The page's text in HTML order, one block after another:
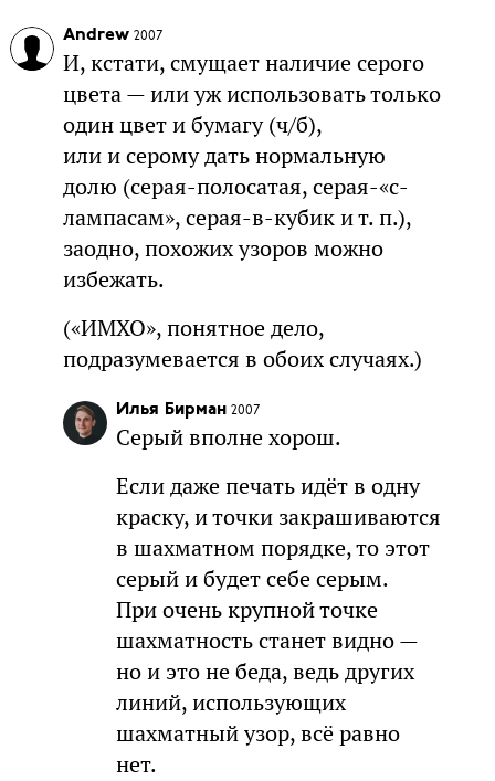
Andrew 2007
И, кстати, смущает наличие серого
цвета — или уж использовать только
один цвет и бумагу (ч/б),
или и серому дать нормальную
долю (серая-полосатая, серая-«с-
лампасам», серая-в-кубик и т. п.),
заодно, похожих узоров можно
избежать.
(«ИМХО», понятное дело,
подразумевается в обоих случаях.)
Илья Бирман 2007
Серый вполне хорош.
Если даже печать идёт в одну
краску, и точки закрашиваются
в шахматном порядке, то этот
серый и будет себе серым.
При очень крупной точке
шахматность станет видно —
но и это не беда, ведь других
линий, использующих
шахматный узор, всё равно
нет.